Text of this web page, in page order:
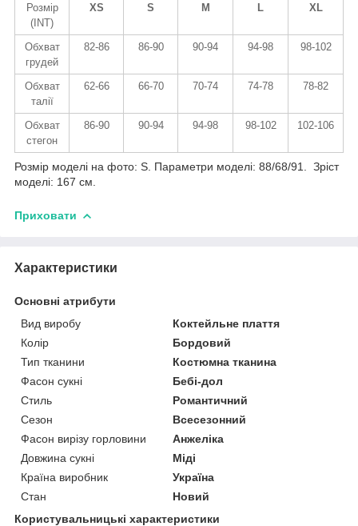
Розмір
(INT)
XS S M L XL
Обхват
грудей
82-86 86-90 90-94 94-98 98-102
Обхват
талії
62-66 66-70 70-74 74-78 78-82
Обхват
стегон
86-90 90-94 94-98 98-102 102-106
Розмір моделі на фото: S. Параметри моделі: 88/68/91. Зріст
моделі: 167 см.
Приховати
Характеристики
Основні атрибути
Вид виробу
Коктейльне плаття
Колір
Бордовий
Тип тканини
Костюмна тканина
Фасон сукні
Бебі-дол
Стиль
Романтичний
Сезон
Всесезонний
Фасон вирізу горловини
Анжеліка
Довжина сукні
Міді
Країна виробник
Україна
Стан
Новий
Користувальницькі характеристики